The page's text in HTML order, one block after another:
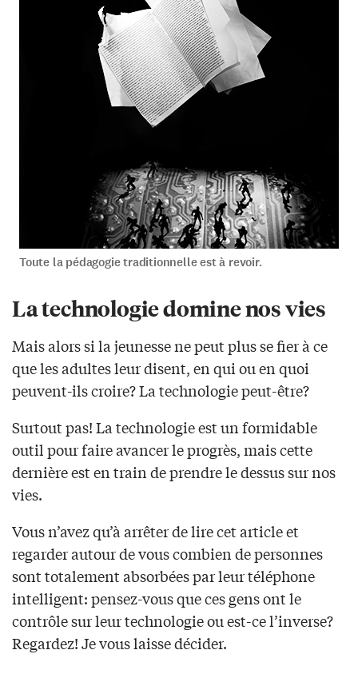
Toute la pédagogie traditionnelle est à revoir.
La technologie domine nos vies
Mais alors si la jeunesse ne peut plus se fier à ce
que les adultes leur disent, en qui ou en quoi
peuvent-ils croire? La technologie peut-être?
Surtout pas! La technologie est un formidable
outil pour faire avancer le progrès, mais cette
dernière est en train de prendre le dessus sur nos
vies.
Vous n’avez qu’à arrêter de lire cet article et
regarder autour de vous combien de personnes
sont totalement absorbées par leur téléphone
intelligent: pensez-vous que ces gens ont le
contrôle sur leur technologie ou est-ce l’inverse?
Regardez! Je vous laisse décider.